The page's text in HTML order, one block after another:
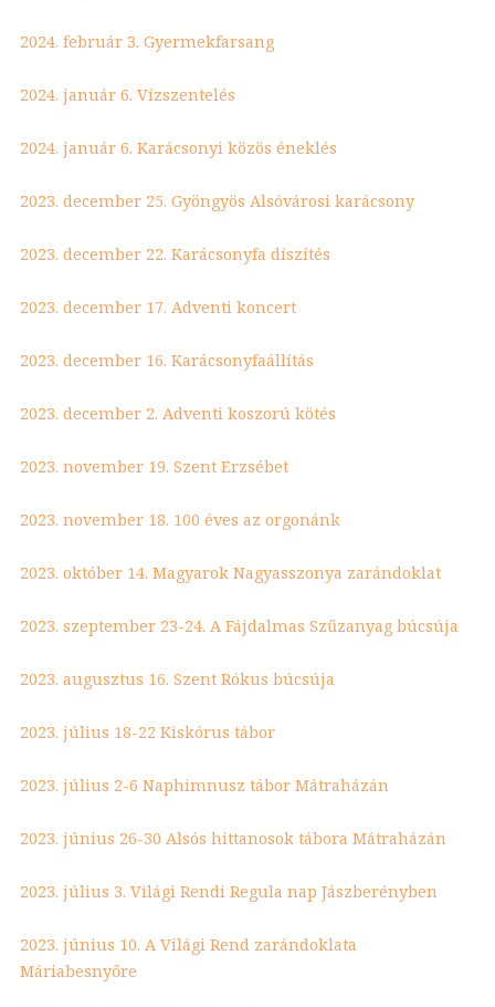
2024. február 3. Gyermekfarsang
2024. január 6. Vízszentelés
2024. január 6. Karácsonyi közös éneklés
2023. december 25. Gyöngyös Alsóvárosi karácsony
2023. december 22. Karácsonyfa díszítés
2023. december 17. Adventi koncert
2023. december 16. Karácsonyfaállítás
2023. december 2. Adventi koszorú kötés
2023. november 19. Szent Erzsébet
2023. november 18. 100 éves az orgonánk
2023. október 14. Magyarok Nagyasszonya zarándoklat
2023. szeptember 23-24. A Fájdalmas Szűzanyag búcsúja
2023. augusztus 16. Szent Rókus búcsúja
2023. július 18-22 Kiskórus tábor
2023. július 2-6 Naphimnusz tábor Mátraházán
2023. június 26-30 Alsós hittanosok tábora Mátraházán
2023. július 3. Világi Rendi Regula nap Jászberényben
2023. június 10. A Világi Rend zarándoklata
Máriabesnyőre